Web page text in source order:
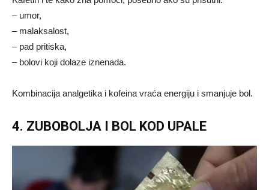
– umor,
– malaksalost,
– pad pritiska,
– bolovi koji dolaze iznenada.
Kombinacija analgetika i kofeina vraća energiju i smanjuje bol.
4. ZUBOBOLJA I BOL KOD UPALE